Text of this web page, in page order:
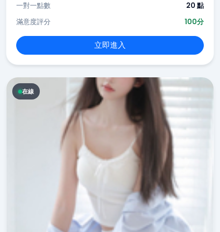
一對一點數
20 點
滿意度評分
100分
立即進入
在線